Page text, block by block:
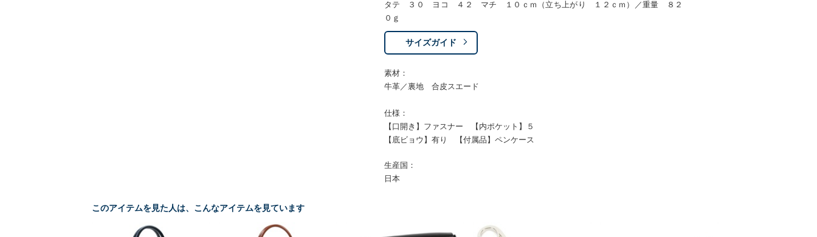
タテ ３０ ヨコ ４２ マチ １０ｃｍ（立ち上がり １２ｃｍ）／重量 ８２
０ｇ
サイズガイド
素材：
牛革／裏地 合皮スエード
仕様：
【口開き】ファスナー 【内ポケット】５
【底ビョウ】有り 【付属品】ペンケース
生産国：
日本
このアイテムを見た人は、こんなアイテムを見ています